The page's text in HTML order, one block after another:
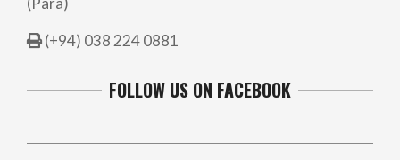
(+94) 038 224 0881
FOLLOW US ON FACEBOOK